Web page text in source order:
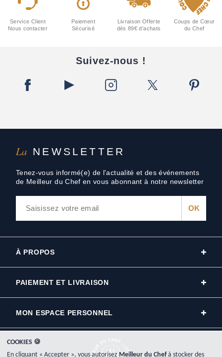
La NEWSLETTER
Tenez-vous informé(e) de l'actualité et des événements
de Meilleur du Chef en vous abonnant à notre newsletter
Service Client
Nous contacter
Paiement
Sécurisé
Livraison Offerte
dès 89€ d'achats
Coups de Cœur
du Chef
Suivez-nous !
À PROPOS
PAIEMENT ET LIVRAISON
MON ESPACE PERSONNEL
COOKIES 🍪
En cliquant « Accepter », vous autorisez Meilleur du Chefà stocker des